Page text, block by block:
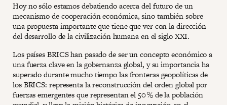
Hoy no sólo estamos debatiendo acerca del futuro de un
mecanismo de cooperación económica, sino también sobre
una propuesta importante que tiene que ver con la dirección
del desarrollo de la civilización humana en el siglo XXI.
Los países BRICS han pasado de ser un concepto económico a
una fuerza clave en la gobernanza global, y su importancia ha
superado durante mucho tiempo las fronteras geopolíticas de
los BRICS: representa la reconstrucción del orden global por
fuerzas emergentes que representan el 50 % de la población